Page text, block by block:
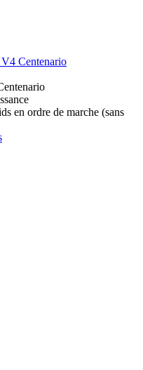
V4 Centenario
en ordre de marche (sans